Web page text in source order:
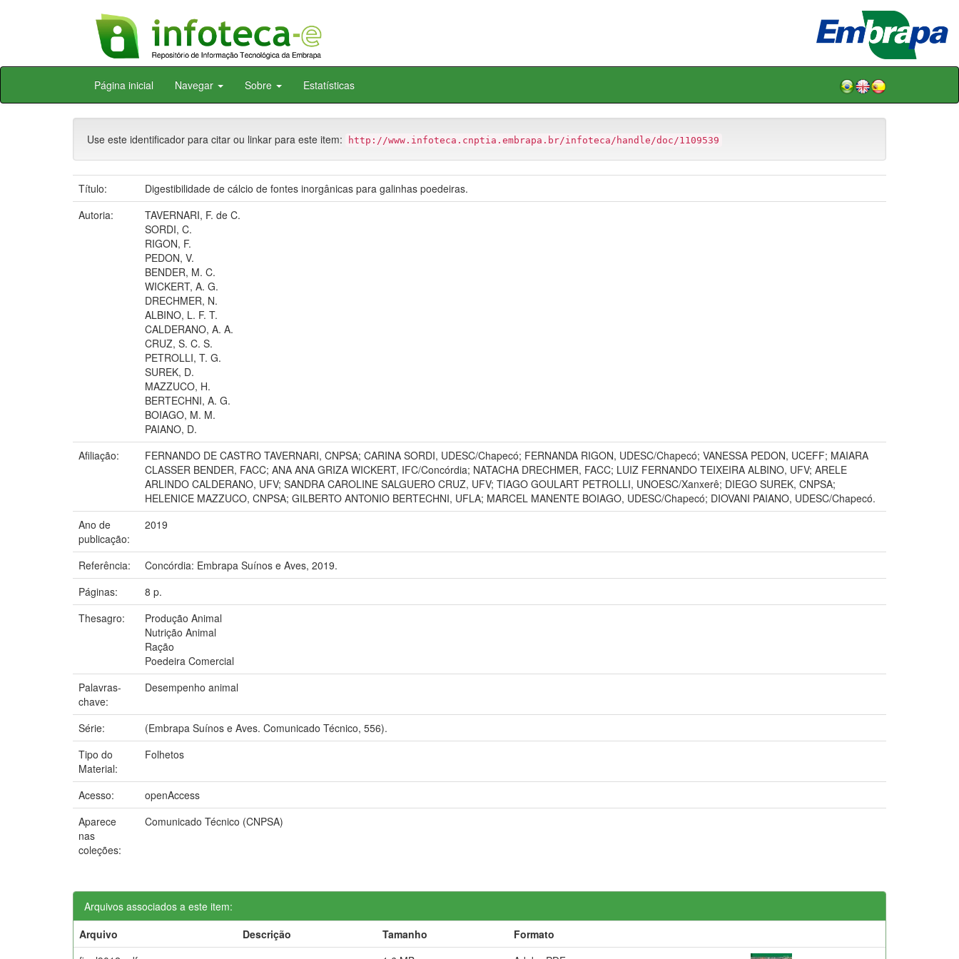
Skip
Página inicial Navegar Sobre Estatísticas
Use este identificador para citar ou linkar para este item: http://www.infoteca.cnptia.embrapa.br/infoteca/handle/doc/1109539
Título:
Digestibilidade de cálcio de fontes inorgânicas para galinhas poedeiras.
Autoria:
TAVERNARI, F. de C.
SORDI, C.
RIGON, F.
PEDON, V.
BENDER, M. C.
WICKERT, A. G.
DRECHMER, N.
ALBINO, L. F. T.
CALDERANO, A. A.
CRUZ, S. C. S.
PETROLLI, T. G.
SUREK, D.
MAZZUCO, H.
BERTECHNI, A. G.
BOIAGO, M. M.
PAIANO, D.
Afiliação:
FERNANDO DE CASTRO TAVERNARI, CNPSA; CARINA SORDI, UDESC/Chapecó; FERNANDA RIGON, UDESC/Chapecó; VANESSA PEDON, UCEFF; MAIARA
CLASSER BENDER, FACC; ANA ANA GRIZA WICKERT, IFC/Concórdia; NATACHA DRECHMER, FACC; LUIZ FERNANDO TEIXEIRA ALBINO, UFV; ARELE
ARLINDO CALDERANO, UFV; SANDRA CAROLINE SALGUERO CRUZ, UFV; TIAGO GOULART PETROLLI, UNOESC/Xanxerê; DIEGO SUREK, CNPSA;
HELENICE MAZZUCO, CNPSA; GILBERTO ANTONIO BERTECHNI, UFLA; MARCEL MANENTE BOIAGO, UDESC/Chapecó; DIOVANI PAIANO, UDESC/Chapecó.
Ano de
publicação:
2019
Referência:
Concórdia: Embrapa Suínos e Aves, 2019.
Páginas:
8 p.
Thesagro:
Produção Animal
Nutrição Animal
Ração
Poedeira Comercial
Palavras-
chave:
Desempenho animal
Série:
(Embrapa Suínos e Aves. Comunicado Técnico, 556).
Tipo do
Material:
Folhetos
Acesso:
openAccess
Aparece
nas
coleções:
Comunicado Técnico (CNPSA)
Arquivos associados a este item:
Arquivo
Descrição Tamanho
Formato